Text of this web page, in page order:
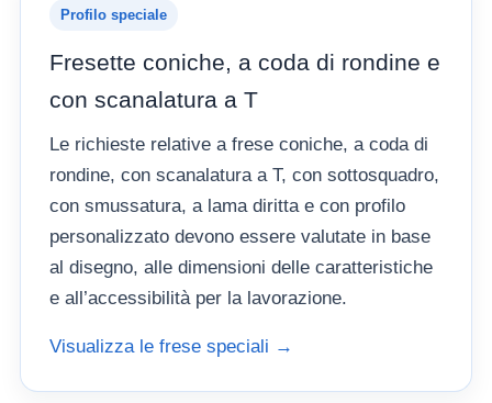
Profilo speciale
Fresette coniche, a coda di rondine e
con scanalatura a T
Le richieste relative a frese coniche, a coda di
rondine, con scanalatura a T, con sottosquadro,
con smussatura, a lama diritta e con profilo
personalizzato devono essere valutate in base
al disegno, alle dimensioni delle caratteristiche
e all’accessibilità per la lavorazione.
Visualizza le frese speciali →